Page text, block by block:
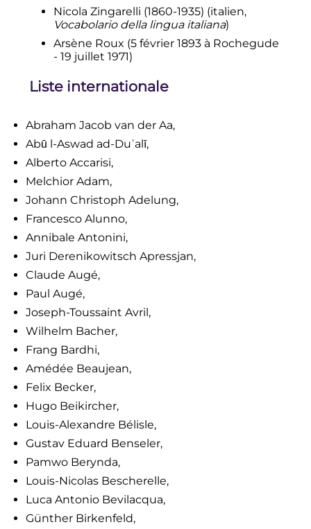
Nicola Zingarelli (1860-1935) (italien,
Vocabolario della lingua italiana)
Arsène Roux (5 février 1893à Rochegude
- 19 juillet 1971)
Liste internationale
Abraham Jacob van der Aa,
Abū l-Aswad ad-Duʾalī,
Alberto Accarisi,
Melchior Adam,
Johann Christoph Adelung,
Francesco Alunno,
Annibale Antonini,
Juri Derenikowitsch Apressjan,
Claude Augé,
Paul Augé,
Joseph-Toussaint Avril,
Wilhelm Bacher,
Frang Bardhi,
Amédée Beaujean,
Felix Becker,
Hugo Beikircher,
Louis-Alexandre Bélisle,
Gustav Eduard Benseler,
Pamwo Berynda,
Louis-Nicolas Bescherelle,
Luca Antonio Bevilacqua,
Günther Birkenfeld,